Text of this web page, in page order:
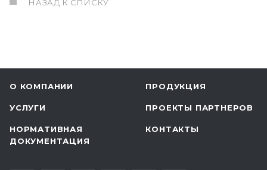
НАЗАД К СПИСКУ
О КОМПАНИИ ПРОДУКЦИЯ
УСЛУГИ ПРОЕКТЫ ПАРТНЕРОВ
НОРМАТИВНАЯ
ДОКУМЕНТАЦИЯ
КОНТАКТЫ